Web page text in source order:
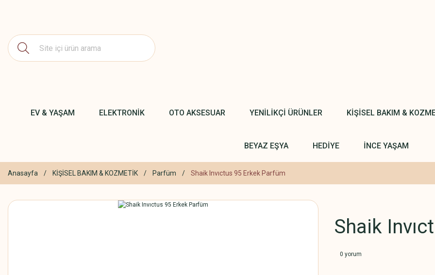
EV & YAŞAM ELEKTRONİK OTO AKSESUAR YENİLİKÇİ ÜRÜNLER KİŞİSEL BAKIM &
BEYAZ EŞYA HEDİYE İNCE YAŞAM
Anasayfa KİŞİSEL BAKIM & KOZMETİK Parfüm Shaik Invıctus 95 Erkek Parfüm
Shaik
0 yorum